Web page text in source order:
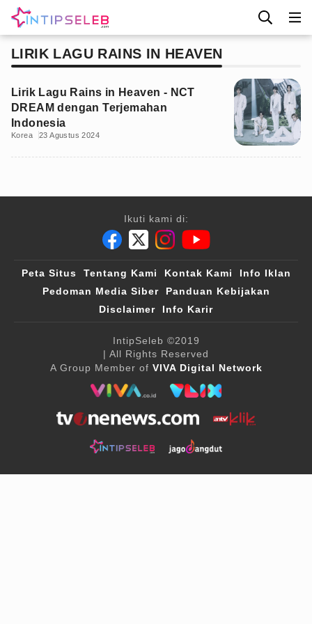
LIRIK LAGU RAINS IN HEAVEN
Lirik Lagu Rains in Heaven - NCT
DREAM dengan Terjemahan
Indonesia
Korea 23 Agustus 2024
Ikuti kami di:
Peta Situs Tentang Kami Kontak Kami
Info Iklan
Pedoman Media Siber
Panduan Kebijakan
Disclaimer
Info Karir
IntipSeleb ©2019
| All Rights Reserved
A Group Member of VIVA Digital Network